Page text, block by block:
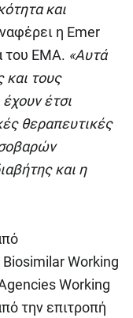
και
η Emer
του EMA. «Αυτά
και τους
έτσι
θεραπευτικές
και η
Working
Working
την επιτροπή